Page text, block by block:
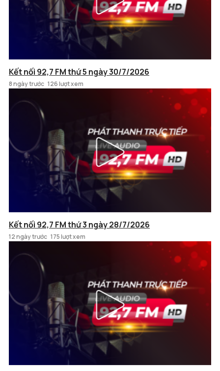
Kết nối 92,7 FM thứ 5 ngày 30/7/2026
8 ngày trước 126 lượt xem
Kết nối 92,7 FM thứ 3 ngày 28/7/2026
12 ngày trước 175 lượt xem